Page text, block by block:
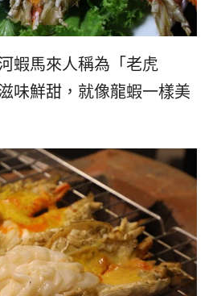
蝦馬來人稱為「老虎
味鮮甜，就像龍蝦一樣美